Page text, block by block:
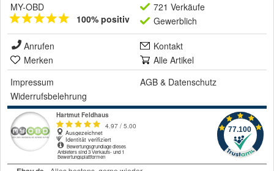
MY-OBD
100% positiv
721 Verkäufe
Gewerblich
Anrufen
Kontakt
Merken
Alle Artikel
Impressum
AGB & Datenschutz
Widerrufsbelehrung